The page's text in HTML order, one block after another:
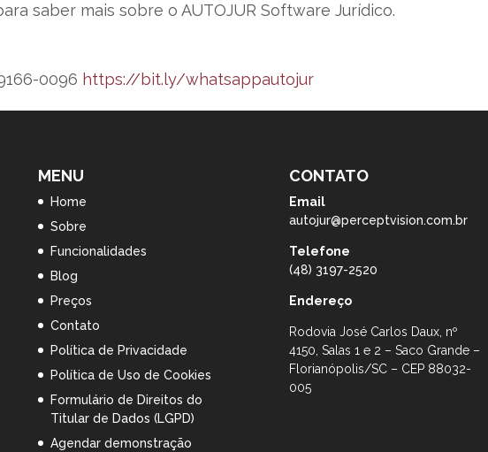
saber mais sobre o AUTOJUR Software Jurídico.
0096 https://bit.ly/whatsappautojur
MENU
Home
Sobre
Funcionalidades
Blog
Preços
Contato
Política de Privacidade
Política de Uso de Cookies
Formulário de Direitos do
Titular de Dados (LGPD)
Agendar demonstração
CONTATO
Email
autojur@perceptvision.com.br
Telefone
(48) 3197-2520
Endereço
Rodovia José Carlos Daux, nº
4150, Salas 1 e 2 – Saco Grande –
Florianópolis/SC – CEP 88032-
005